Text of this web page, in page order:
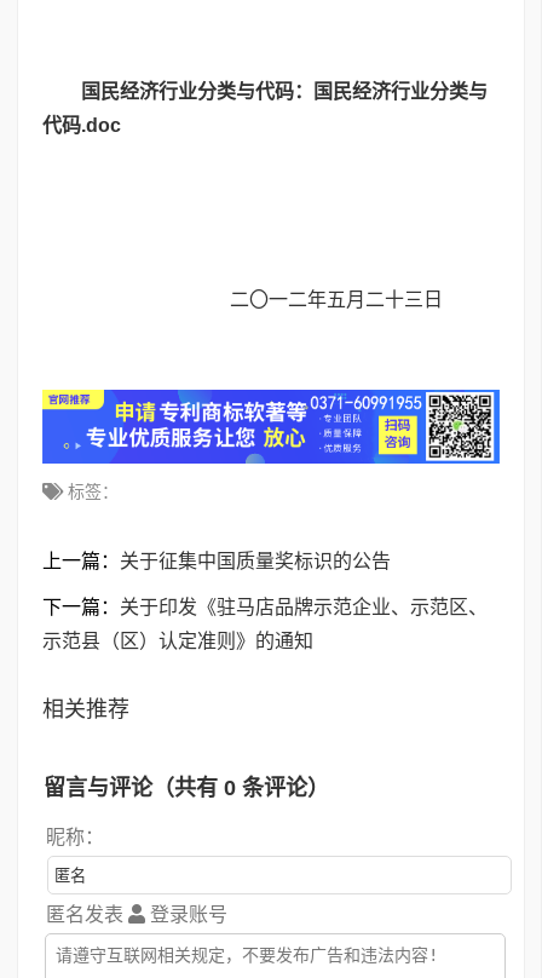
国民经济行业分类与代码：
国民经济行业分类与
代码.doc
二〇一二年五月二十三日
标签：
上一篇： 关于征集中国质量奖标识的公告
下一篇： 关于印发《驻马店品牌示范企业、示范区、
示范县（区）认定准则》的通知
相关推荐
留言与评论（共有 0 条评论）
昵称：
匿名发表 登录账号